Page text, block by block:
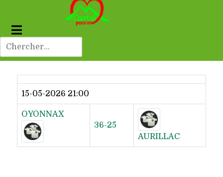
Dernier résultat
15-05-2026 21:00
OYONNAX
36-25
AURILLAC